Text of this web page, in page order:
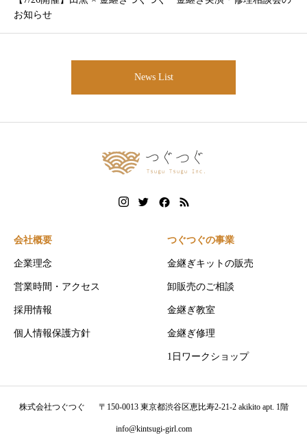
お知らせ
News List
会社概要
企業理念
営業時間・アクセス
採用情報
個人情報保護方針
つぐつぐの事業
金継ぎキットの販売
卸販売のご相談
金継ぎ教室
金継ぎ修理
1日ワークショップ
株式会社つぐつぐ 〒150-0013 東京都渋谷区恵比寿2-21-2 akikito apt. 1階
info@kintsugi-girl.com